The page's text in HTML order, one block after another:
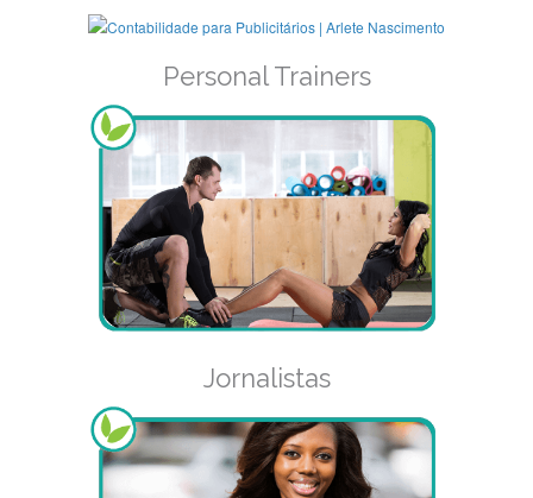
Personal Trainers
Jornalistas